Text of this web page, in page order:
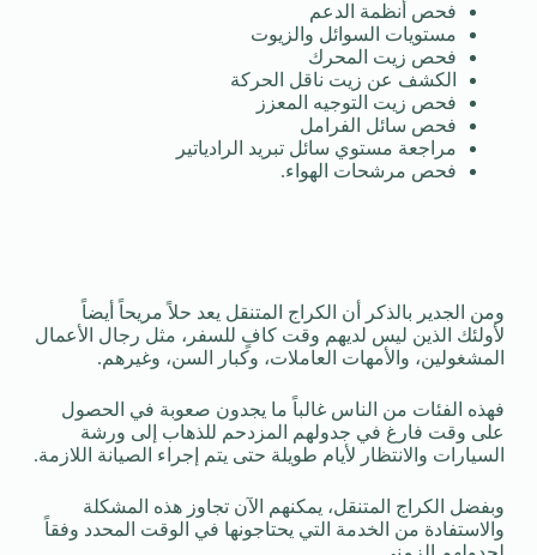
فحص أنظمة الدعم
مستويات السوائل والزيوت
فحص زيت المحرك
الكشف عن زيت ناقل الحركة
فحص زيت التوجيه المعزز
فحص سائل الفرامل
مراجعة مستوي سائل تبريد الرادياتير
فحص مرشحات الهواء.
ومن الجدير بالذكر أن الكراج المتنقل يعد حلاً مريحاً أيضاً
لأولئك الذين ليس لديهم وقت كافٍ للسفر، مثل رجال الأعمال
المشغولين، والأمهات العاملات، وكبار السن، وغيرهم.
فهذه الفئات من الناس غالباً ما يجدون صعوبة في الحصول
على وقت فارغ في جدولهم المزدحم للذهاب إلى ورشة
السيارات والانتظار لأيام طويلة حتى يتم إجراء الصيانة اللازمة.
وبفضل الكراج المتنقل، يمكنهم الآن تجاوز هذه المشكلة
والاستفادة من الخدمة التي يحتاجونها في الوقت المحدد وفقاً